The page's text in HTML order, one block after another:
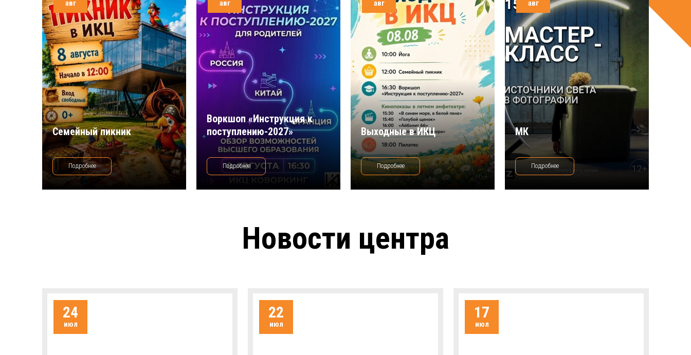
авг
Семейный пикник
Подробнее
авг
Воркшоп «Инструкция к
поступлению-2027»
Подробнее
авг
Выходные в ИКЦ
Подробнее
авг
МК
Подробнее
Новости центра
24
июл
22
июл
17
июл